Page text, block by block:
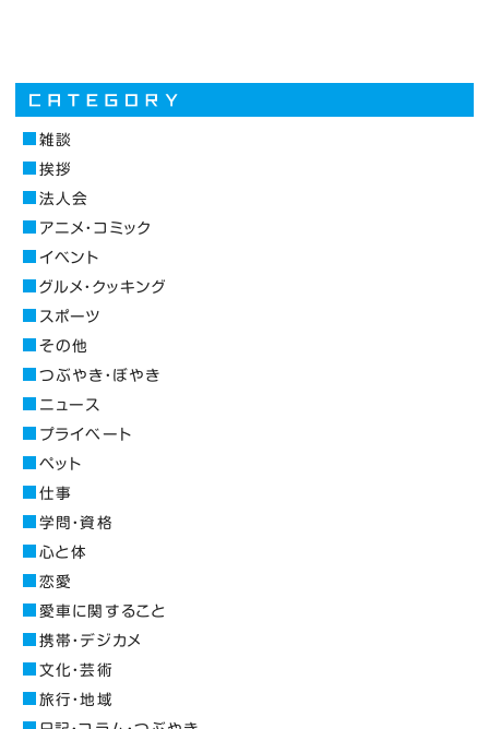
雑談
挨拶
法人会
アニメ・コミック
イベント
グルメ・クッキング
スポーツ
その他
つぶやき・ぼやき
ニュース
プライベート
ペット
仕事
学問・資格
心と体
恋愛
愛車に関すること
携帯・デジカメ
文化・芸術
旅行・地域